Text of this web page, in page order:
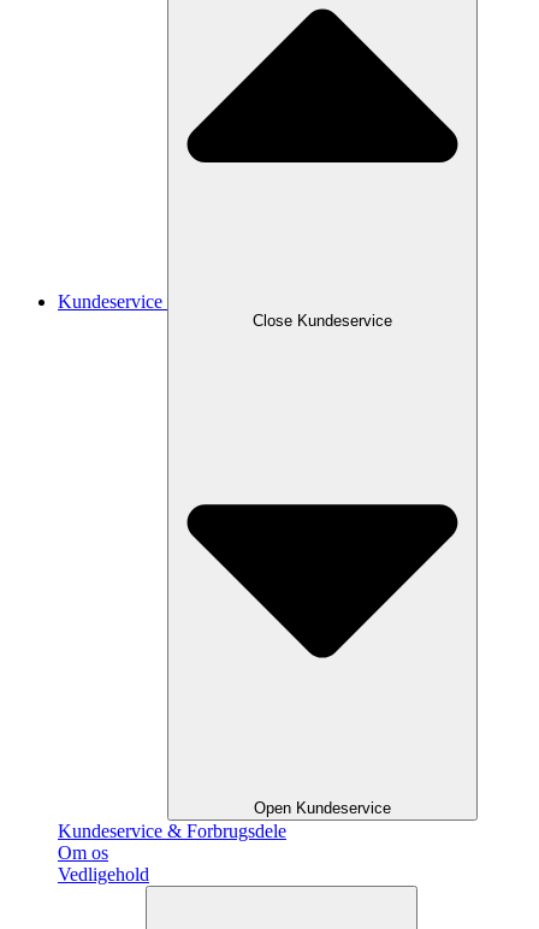
Kundeservice
Close Kundeservice
Open Kundeservice
Kundeservice & Forbrugsdele
Om os
Vedligehold